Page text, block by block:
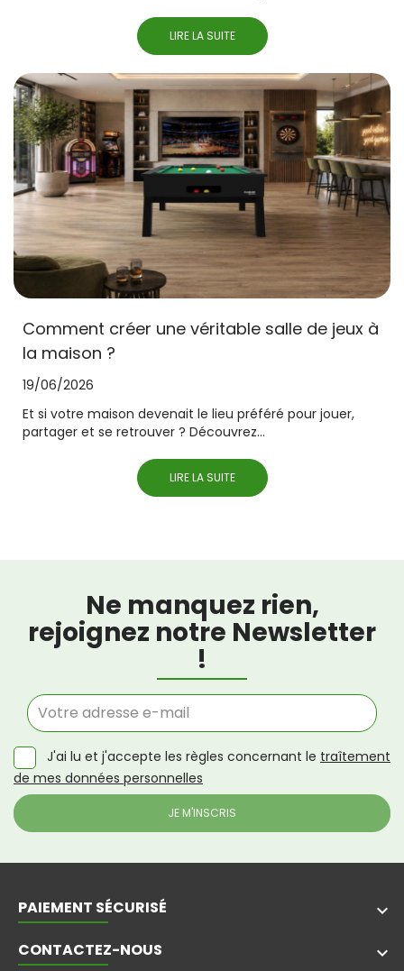
LIRE LA SUITE
Comment créer une véritable salle de jeux à
la maison ?
19/06/2026
Et si votre maison devenait le lieu préféré pour jouer,
partager et se retrouver ? Découvrez...
LIRE LA SUITE
Ne manquez rien,
rejoignez notre Newsletter
!
J'ai lu et j'accepte les règles concernant le traîtement
de mes données personnelles
PAIEMENT SÉCURISÉ keyboard_arrow_down
CONTACTEZ-NOUS keyboard_arrow_down